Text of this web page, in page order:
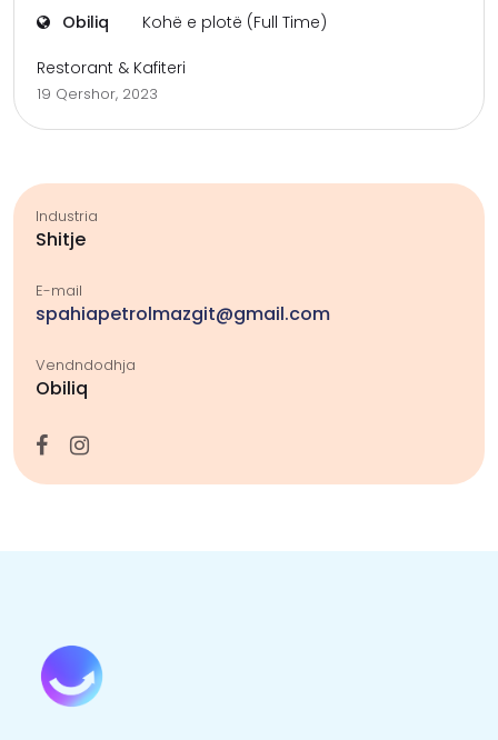
Obiliq Kohë e plotë (Full Time)
Restorant & Kafiteri
19 Qershor, 2023
Industria
Shitje
E-mail
spahiapetrolmazgit@gmail.com
Vendndodhja
Obiliq